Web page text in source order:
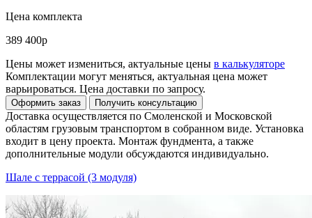
Цена комплекта
389 400р
Цены может измениться, актуальные цены в калькуляторе
Комплектации могут меняться, актуальная цена может
варьироваться. Цена доставки по запросу.
Доставка осуществляется по Смоленской и Московской
областям грузовым транспортом в собранном виде. Установка
входит в цену проекта. Монтаж фундмента, а также
дополнительные модули обсуждаются индивидуально.
Шале с террасой (3 модуля)